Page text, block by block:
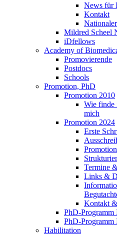
News für
Kontakt
Mildred Scheel
iDfellows
Academy of
Promovierende
Postdocs
Schools
Promotion, PhD
Promotion 2010
Wie finde
mich
Promotion 2024
Erste
Termine
Links &
Kontakt
PhD-Programm
PhD-
Habilitation